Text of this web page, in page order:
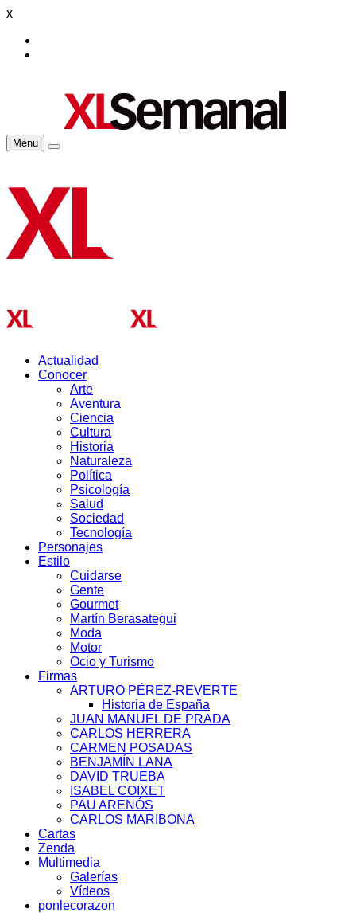
x
Menu
Actualidad
Conocer
Arte
Aventura
Ciencia
Cultura
Historia
Naturaleza
Política
Psicología
Salud
Sociedad
Tecnología
Personajes
Estilo
Cuidarse
Gente
Gourmet
Martín Berasategui
Moda
Motor
Ocio y Turismo
Firmas
ARTURO PÉREZ-REVERTE
Historia de España
JUAN MANUEL DE PRADA
CARLOS HERRERA
CARMEN POSADAS
BENJAMÍN LANA
DAVID TRUEBA
ISABEL COIXET
PAU ARENÓS
CARLOS MARIBONA
Cartas
Zenda
Multimedia
Galerías
Vídeos
ponlecorazon